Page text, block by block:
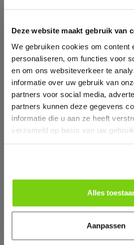
Deze website maakt gebruik van
We gebruiken cookies om content
personaliseren, om functies voor
en om ons websiteverkeer te
informatie over uw gebruik van
partners voor social media,
partners kunnen deze gegevens
informatie die u aan ze heeft
verzameld op basis van uw
Alles
Aanpassen